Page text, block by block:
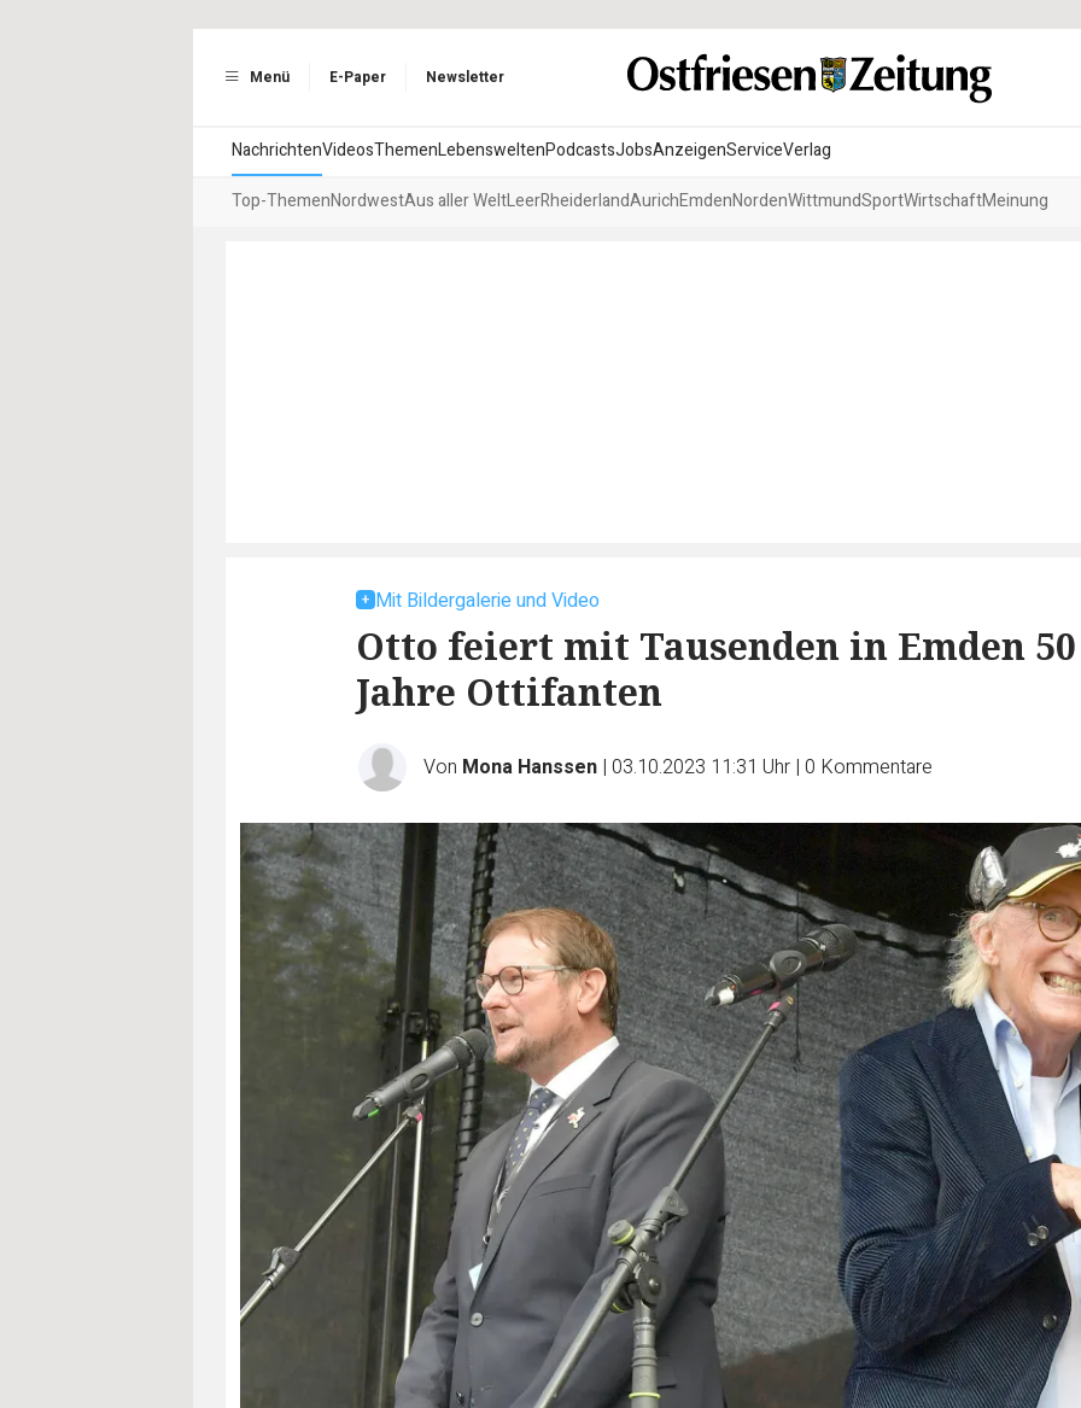
Menü E-Paper Newsletter
NachrichtenVideosThemenLebensweltenPodcastsJobsAnzeigenServiceVerlag
Top-ThemenNordwestAus aller WeltLeerRheiderlandAurichEmdenNordenWittmundSportWirtschaftMeinung
Mit Bildergalerie und Video
Otto feiert mit Tausenden in Emden 50
Jahre Ottifanten
Von Mona Hanssen | 03.10.2023 11:31 Uhr | 0 Kommentare